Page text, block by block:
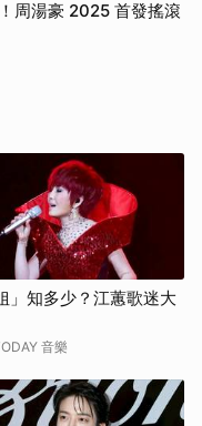
周湯豪 2025 首發搖滾
」知多少？江蕙歌迷大
音樂